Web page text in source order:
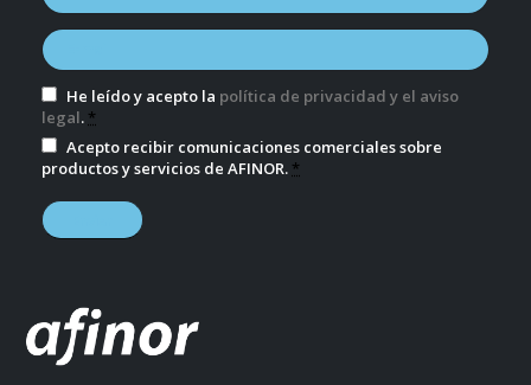
He leído y acepto la política de privacidad y el aviso
legal. *
Acepto recibir comunicaciones comerciales sobre
productos y servicios de AFINOR. *